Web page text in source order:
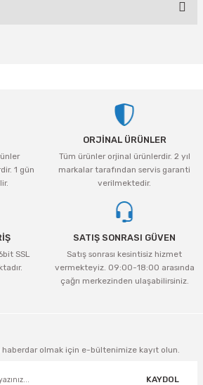
veya görüntülenemiyor.
bilgiler bulunuyor.
bulunuyor.
daha pahalı.
olmalı.
1 gün
ORJİNAL ÜRÜNLER
Tüm ürünler orjinal ürünlerdir. 2 yıl
markalar tarafından servis garanti
verilmektedir.
SSL
SATIŞ SONRASI GÜVEN
Satış sonrası kesintisiz hizmet
vermekteyiz. 09:00-18:00 arasında
çağrı merkezinden ulaşabilirsiniz.
olmak için e-bültenimize kayıt olun.
KAYDOL